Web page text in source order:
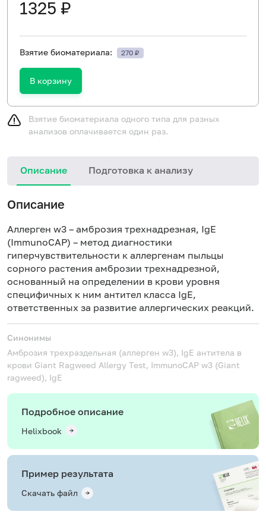
1325 ₽
Взятие биоматериала: 270 ₽
В корзину
Взятие биоматериала одного типа для разных
анализов оплачивается один раз.
Описание Подготовка к анализу
Описание
Аллерген w3 – амброзия трехнадрезная, IgE
(ImmunoCAP) – метод диагностики
гиперчувствительности к аллергенам пыльцы
сорного растения амброзии трехнадрезной,
основанный на определении в крови уровня
специфичных к ним антител класса IgE,
ответственных за развитие аллергических реакций.
Синонимы
Амброзия трехраздельная (аллерген w3), IgE антитела в
крови Giant Ragweed Allergy Test, ImmunoCAP w3 (Giant
ragweed), IgE
Подробное описание
Helixbook
Пример результата
Скачать файл